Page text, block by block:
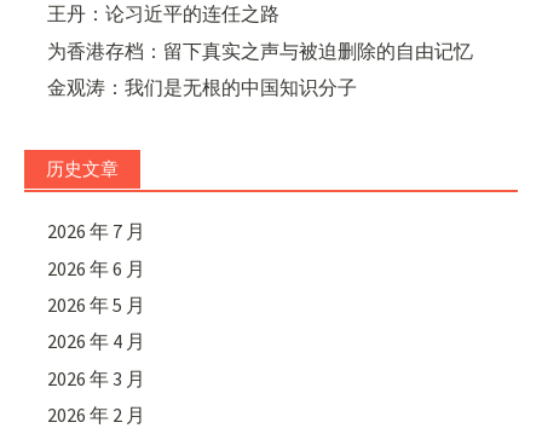
王丹：论习近平的连任之路
为香港存档：留下真实之声与被迫删除的自由记忆
金观涛：我们是无根的中国知识分子
历史文章
2026 年 7 月
2026 年 6 月
2026 年 5 月
2026 年 4 月
2026 年 3 月
2026 年 2 月